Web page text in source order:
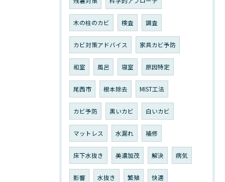
木の柱のカビ 検査 調査
カビ対策アドバイス 家具カビ予防
和室 風呂 寝室 原因特定
尾西市 根本除去 MIST工法
カビ予防 黒いカビ 白いカビ
マットレス 水漏れ 補修
床下水抜き 美濃加茂 解決 病気
影響 水抜き 繁殖 快適